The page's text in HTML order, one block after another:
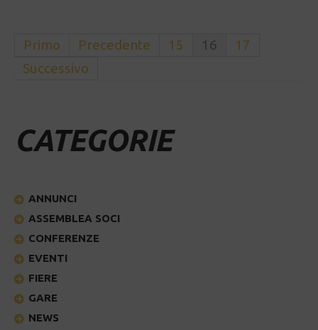
Primo Precedente 15 16
17
Successivo
CATEGORIE
ANNUNCI
ASSEMBLEA SOCI
CONFERENZE
EVENTI
FIERE
GARE
NEWS